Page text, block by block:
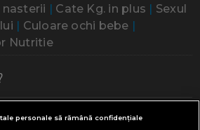
| Cate Kg. in plus | Sexul
| Culoare ochi bebe |
Nutritie
Probleme cu sarcina
personale să rămână confidențiale